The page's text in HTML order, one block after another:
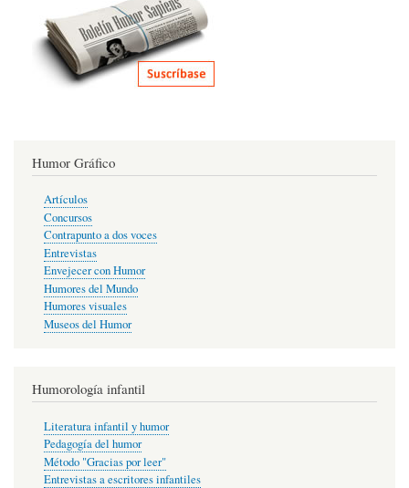
Humor Gráfico
Artículos
Concursos
Contrapunto a dos voces
Entrevistas
Envejecer con Humor
Humores del Mundo
Humores visuales
Museos del Humor
Humorología infantil
Literatura infantil y humor
Pedagogía del humor
Método "Gracias por leer"
Entrevistas a escritores infantiles